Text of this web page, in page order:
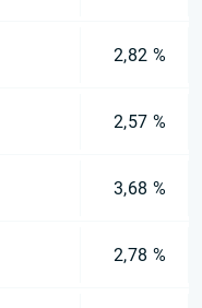
2,82 %
2,57 %
3,68 %
2,78 %